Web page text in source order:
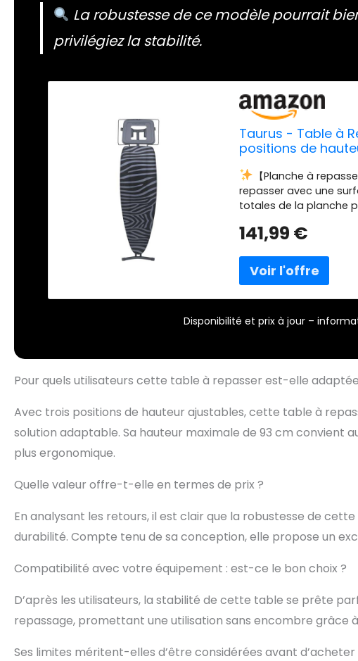
La robustesse de ce modèle pourrait
privilégiez la stabilité.
Taurus - Table à
positions de
Surface de
【Planche à
repasser avec une
totales de la planche
convient pour tous
Jusqu'à 93 cm 100 %
grande housse
pieds robustes et
141,99 €
Disponibilité et prix à jour –
Pour quels utilisateurs cette table à repasser est-elle
Avec trois positions de hauteur ajustables, cette table à
solution adaptable. Sa hauteur maximale de 93 cm convient
plus ergonomique.
Quelle valeur offre-t-elle en termes de prix ?
En analysant les retours, il est clair que la robustesse de
durabilité. Compte tenu de sa conception, elle propose un
Compatibilité avec votre équipement : est-ce le bon choix ?
D’après les utilisateurs, la stabilité de cette table se prête
repassage, promettant une utilisation sans encombre grâce
Ses limites méritent-elles d’être considérées avant d’acheter